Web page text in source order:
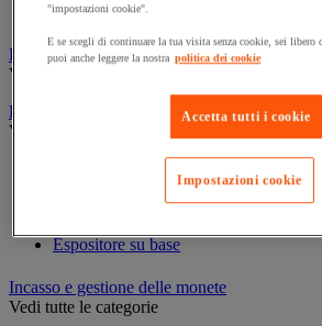
Vetrina per esposizione
Elezione
Vedi tutte le categorie
Espositore
Vedi tutte le categorie
Espositore su base
Incasso e gestione delle monete
Vedi tutte le categorie
"impostazioni cookie".
E se scegli di continuare la tua visita senza cookie, sei libero
puoi anche leggere la nostra politica dei cookie
Accetta tutti i cookie
Impostazioni cookie